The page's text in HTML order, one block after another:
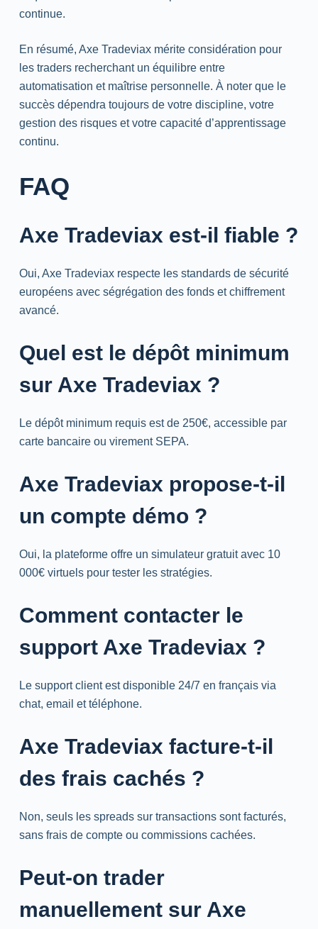
continue.
En résumé, Axe Tradeviax mérite considération pour
les tradersrecherchant un équilibre entre
automatisation et maîtrise personnelle. À noter que le
succès dépendra toujours de votre discipline, votre
gestion des risques et votre capacité d’apprentissage
continu.
FAQ
Axe Tradeviax est-il fiable ?
Oui, Axe Tradeviax respecte les standardsde sécurité
européens avec ségrégation des fonds et chiffrement
avancé.
Quel est le dépôt minimum
sur Axe Tradeviax ?
Le dépôt minimum requis est de 250€, accessible par
carte bancaire ou virement SEPA.
Axe Tradeviax propose-t-il
un compte démo ?
Oui, la plateforme offre un simulateur gratuit avec 10
000€ virtuels pour tester les stratégies.
Comment contacter le
support Axe Tradeviax ?
Le support client est disponible 24/7 en français via
chat, email et téléphone.
Axe Tradeviax facture-t-il
des frais cachés ?
Non, seuls les spreadssur transactions sont facturés,
sans frais de compte ou commissions cachées.
Peut-on trader
manuellement sur Axe